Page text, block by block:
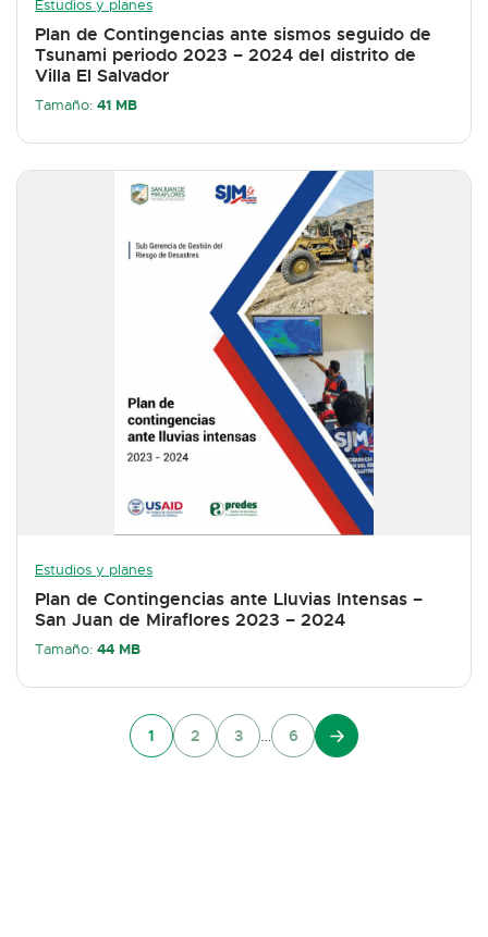
Estudios y planes
Plan de Contingencias ante sismos seguido de
Tsunami periodo 2023 – 2024 del distrito de
Villa El Salvador
Tamaño: 41 MB
Estudios y planes
Plan de Contingencias ante Lluvias Intensas –
San Juan de Miraflores 2023 – 2024
Tamaño: 44 MB
1 2 3 … 6